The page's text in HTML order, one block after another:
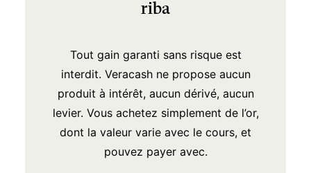
riba
Tout gain garanti sans risque est
interdit. Veracash ne propose aucun
produit à intérêt, aucun dérivé, aucun
levier. Vous achetez simplement de l’or,
dont la valeur varie avec le cours, et
pouvez payer avec.